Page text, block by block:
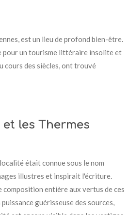
est un lieu de profond bien-être.
pour un tourisme littéraire insolite et
cours des siècles, ont trouvé
les Thermes
était connue sous le nom
illustres et inspirait l'écriture.
composition entière aux vertus de ces
guérisseuse des sources,